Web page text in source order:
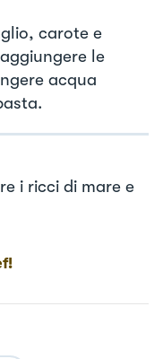
carote e
le
acqua
i ricci di mare e